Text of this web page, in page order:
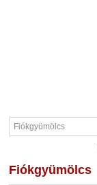
Fiókgyümölcs